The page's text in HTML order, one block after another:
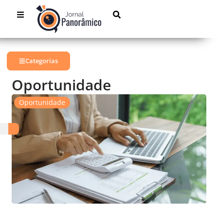
Categorias
Oportunidade
Oportunidade